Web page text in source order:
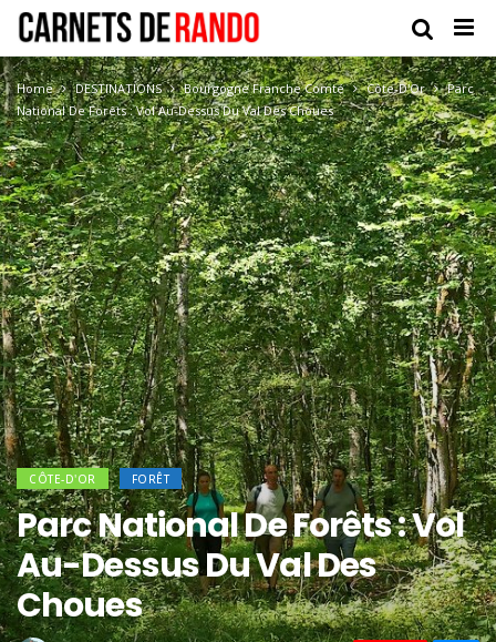
Home DESTINATIONS Bourgogne Franche Comté Côte-D'Or
Parc
National De Forêts : Vol Au-Dessus Du Val Des Choues
CÔTE-D'OR FORÊT
Parc National De Forêts : Vol
Au-Dessus Du Val Des
Choues